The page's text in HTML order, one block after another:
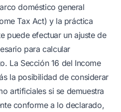
doméstico general
Tax Act) y la práctica
puede efectuar un ajuste de
para calcular
La Sección 16 del Income
la posibilidad de considerar
artificiales si se demuestra
conforme a lo declarado,